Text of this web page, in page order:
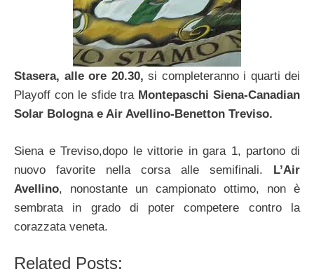
Stasera, alle ore 20.30, si completeranno i quarti dei
Playoff con le sfide tra Montepaschi Siena-Canadian
Solar Bologna e Air Avellino-Benetton Treviso.
Siena e Treviso,dopo le vittorie in gara 1, partono di
nuovo favorite nella corsa alle semifinali. L’Air
Avellino, nonostante un campionato ottimo, non è
sembrata in grado di poter competere contro la
corazzata veneta.
Related Posts: